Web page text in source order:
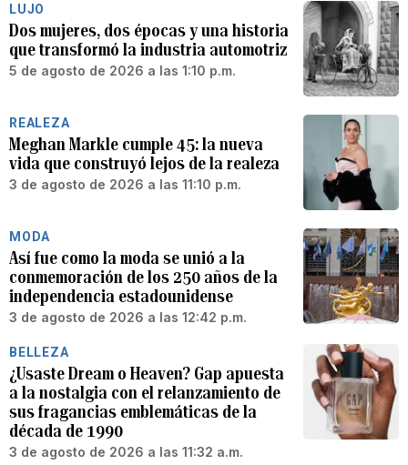
LUJO
Dos mujeres, dos épocas y una historia
que transformó la industria automotriz
5 de agosto de 2026 a las 1:10 p.m.
REALEZA
Meghan Markle cumple 45: la nueva
vida que construyó lejos de la realeza
3 de agosto de 2026 a las 11:10 p.m.
MODA
Así fue como la moda se unió a la
conmemoración de los 250 años de la
independencia estadounidense
3 de agosto de 2026 a las 12:42 p.m.
BELLEZA
¿Usaste Dream o Heaven? Gap apuesta
a la nostalgia con el relanzamiento de
sus fragancias emblemáticas de la
década de 1990
3 de agosto de 2026 a las 11:32 a.m.